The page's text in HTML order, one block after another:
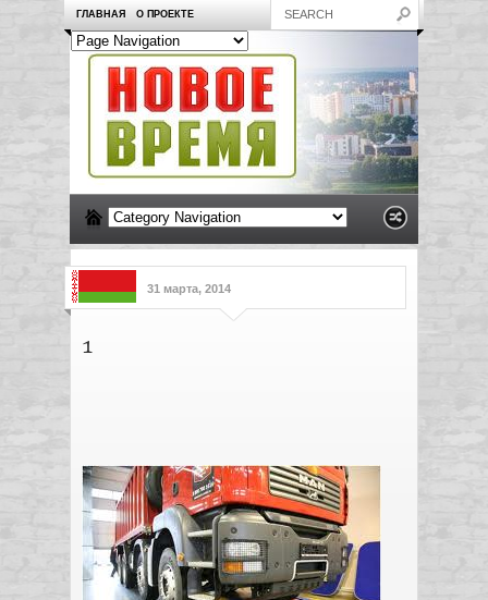
ГЛАВНАЯ О ПРОЕКТЕ
31 марта, 2014
1